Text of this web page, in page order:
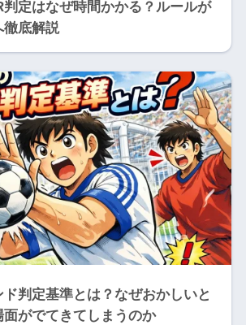
定はなぜ時間かかる？ルールが
徹底解説
判定基準とは？なぜおかしいと
がでてきてしまうのか